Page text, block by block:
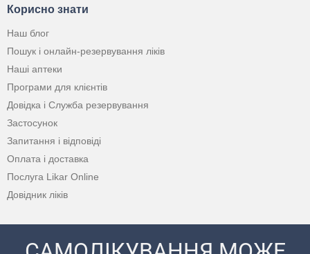
Корисно знати
Наш блог
Пошук і онлайн-резервування ліків
Наші аптеки
Програми для клієнтів
Довідка і Служба резервування
Застосунок
Запитання і відповіді
Оплата і доставка
Послуга Likar Online
Довідник ліків